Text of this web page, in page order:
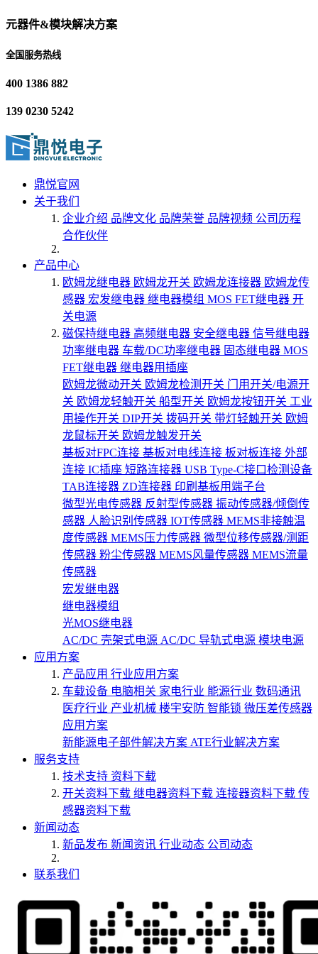
元器件&模块解决方案
全国服务热线
400 1386 882
139 0230 5242
鼎悦官网
关于我们
企业介绍 品牌文化 品牌荣誉 品牌视频 公司历程
合作伙伴
产品中心
欧姆龙继电器 欧姆龙开关 欧姆龙连接器 欧姆龙传
感器 宏发继电器 继电器模组 MOS FET继电器 开
关电源
磁保持继电器 高频继电器 安全继电器 信号继电器
功率继电器 车载/DC功率继电器 固态继电器 MOS
FET继电器 继电器用插座
欧姆龙微动开关 欧姆龙检测开关 门用开关/电源开
关 欧姆龙轻触开关 船型开关 欧姆龙按钮开关 工业
用操作开关 DIP开关 拨码开关 带灯轻触开关 欧姆
龙鼠标开关 欧姆龙触发开关
基板对FPC连接 基板对电线连接 板对板连接 外部
连接 IC插座 短路连接器 USB Type-C接口检测设备
TAB连接器 ZD连接器 印刷基板用端子台
微型光电传感器 反射型传感器 振动传感器/倾倒传
感器 人脸识别传感器 IOT传感器 MEMS非接触温
度传感器 MEMS压力传感器 微型位移传感器/测距
传感器 粉尘传感器 MEMS风量传感器 MEMS流量
传感器
宏发继电器
继电器模组
光MOS继电器
AC/DC 壳架式电源 AC/DC 导轨式电源 模块电源
应用方案
产品应用 行业应用方案
车载设备 电脑相关 家电行业 能源行业 数码通讯
医疗行业 产业机械 楼宇安防 智能锁 微压差传感器
应用方案
新能源电子部件解决方案 ATE行业解决方案
服务支持
技术支持 资料下载
开关资料下载 继电器资料下载 连接器资料下载 传
感器资料下载
新闻动态
新品发布 新闻资讯 行业动态 公司动态
联系我们